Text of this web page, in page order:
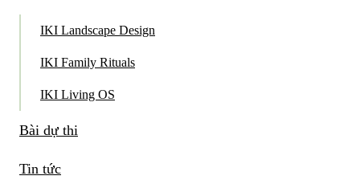
IKI Landscape Design
IKI Family Rituals
IKI Living OS
Bài dự thi
Tin tức